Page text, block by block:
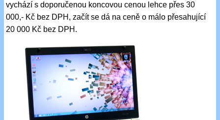
vychází s doporučenou koncovou cenou lehce přes 30
000,- Kč bez DPH, začít se dá na ceně o málo přesahující
20 000 Kč bez DPH.